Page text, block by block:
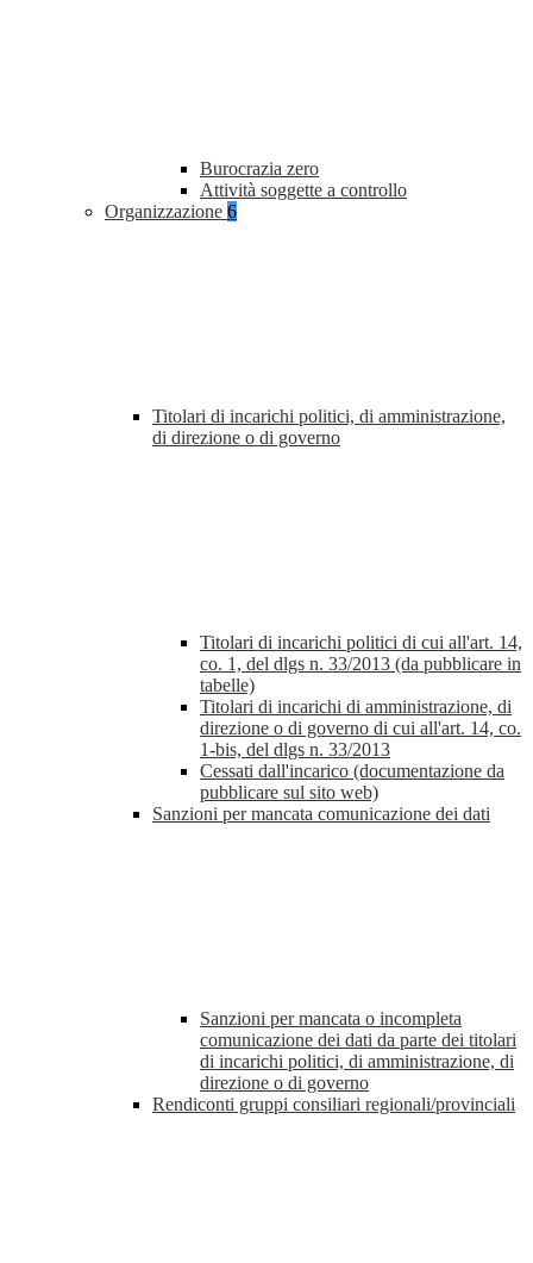
Burocrazia zero
Attività soggette a controllo
Organizzazione 6
Titolari di incarichi politici, di amministrazione,
di direzione o di governo
Titolari di incarichi politici di cui all'art. 14,
co. 1, del dlgs n. 33/2013 (da pubblicare in
tabelle)
Titolari di incarichi di amministrazione, di
direzione o di governo di cui all'art. 14, co.
1-bis, del dlgs n. 33/2013
Cessati dall'incarico (documentazione da
pubblicare sul sito web)
Sanzioni per mancata comunicazione dei dati
Sanzioni per mancata o incompleta
comunicazione dei dati da parte dei titolari
di incarichi politici, di amministrazione, di
direzione o di governo
Rendiconti gruppi consiliari regionali/provinciali